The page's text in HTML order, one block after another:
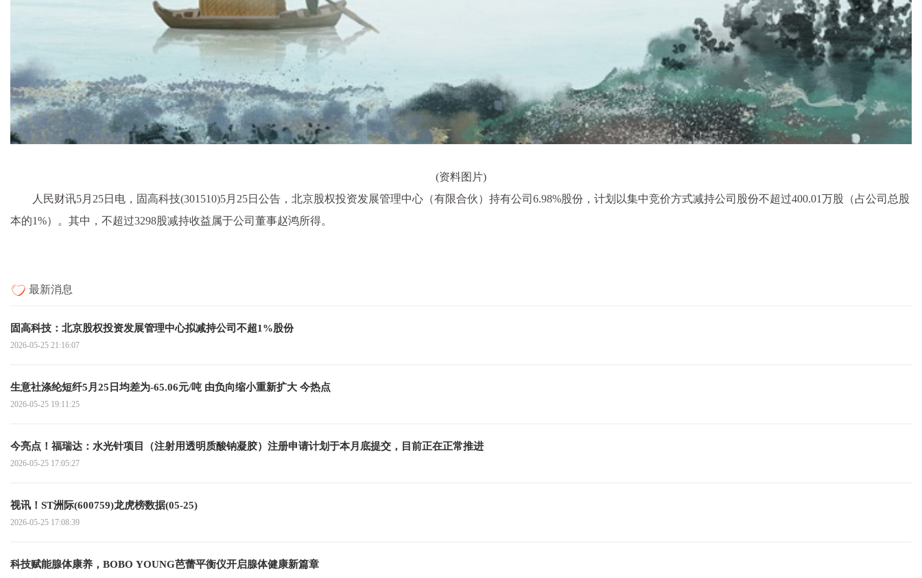
(资料图片)
人民财讯5月25日电，固高科技(301510)5月25日公告，北京股权投资发展管理中心（有限合伙）持有公司6.98%股份，计划以集中竞价方式减持公司股份不超过400.01万股（占公司总股
本的1%）。其中，不超过3298股减持收益属于公司董事赵鸿所得。
最新消息
固高科技：北京股权投资发展管理中心拟减持公司不超1%股份
2026-05-25 21:16:07
生意社涤纶短纤5月25日均差为-65.06元/吨 由负向缩小重新扩大 今热点
2026-05-25 19:11:25
今亮点！福瑞达：水光针项目（注射用透明质酸钠凝胶）注册申请计划于本月底提交，目前正在正常推进
2026-05-25 17:05:27
视讯！ST洲际(600759)龙虎榜数据(05-25)
2026-05-25 17:08:39
科技赋能腺体康养，BOBO YOUNG芭蕾平衡仪开启腺体健康新篇章